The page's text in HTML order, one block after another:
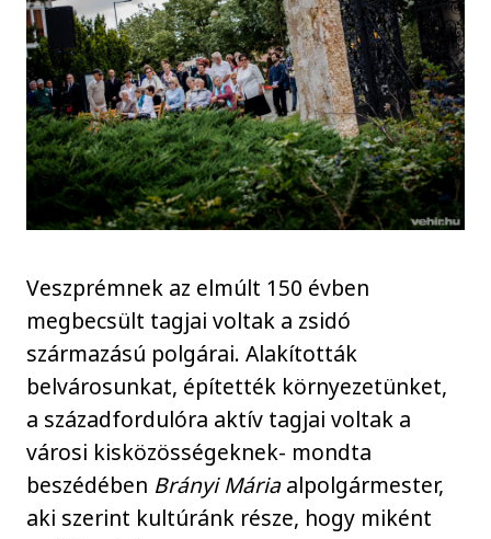
Veszprémnek az elmúlt 150 évben
megbecsült tagjai voltak a zsidó
származású polgárai. Alakították
belvárosunkat, építették környezetünket,
a századfordulóra aktív tagjai voltak a
városi kisközösségeknek- mondta
beszédében Brányi Máriaalpolgármester,
aki szerint kultúránk része, hogy miként